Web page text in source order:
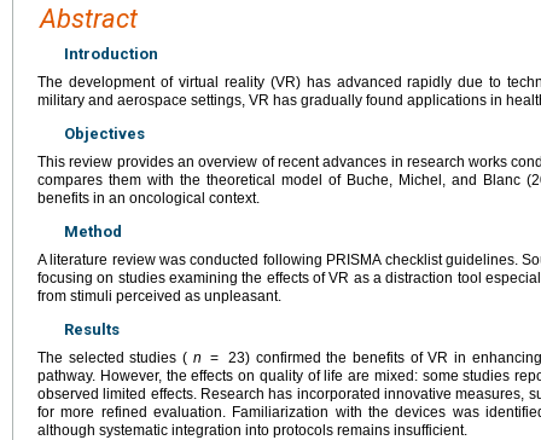
Abstract
Introduction
The development of virtual reality (VR) has advanced rapidly due to
military and aerospace settings, VR has gradually found applications in
Objectives
This review provides an overview of recent advances in research works
compares them with the theoretical model of Buche, Michel, and Blanc
benefits in an oncological context.
Method
A literature review was conducted following PRISMA checklist guidelines.
focusing on studies examining the effects of VR as a distraction tool
from stimuli perceived as unpleasant.
Results
The selected studies ( n = 23) confirmed the benefits of VR in
pathway. However, the effects on quality of life are mixed: some studies
observed limited effects. Research has incorporated innovative measures,
for more refined evaluation. Familiarization with the devices was
although systematic integration into protocols remains insufficient.